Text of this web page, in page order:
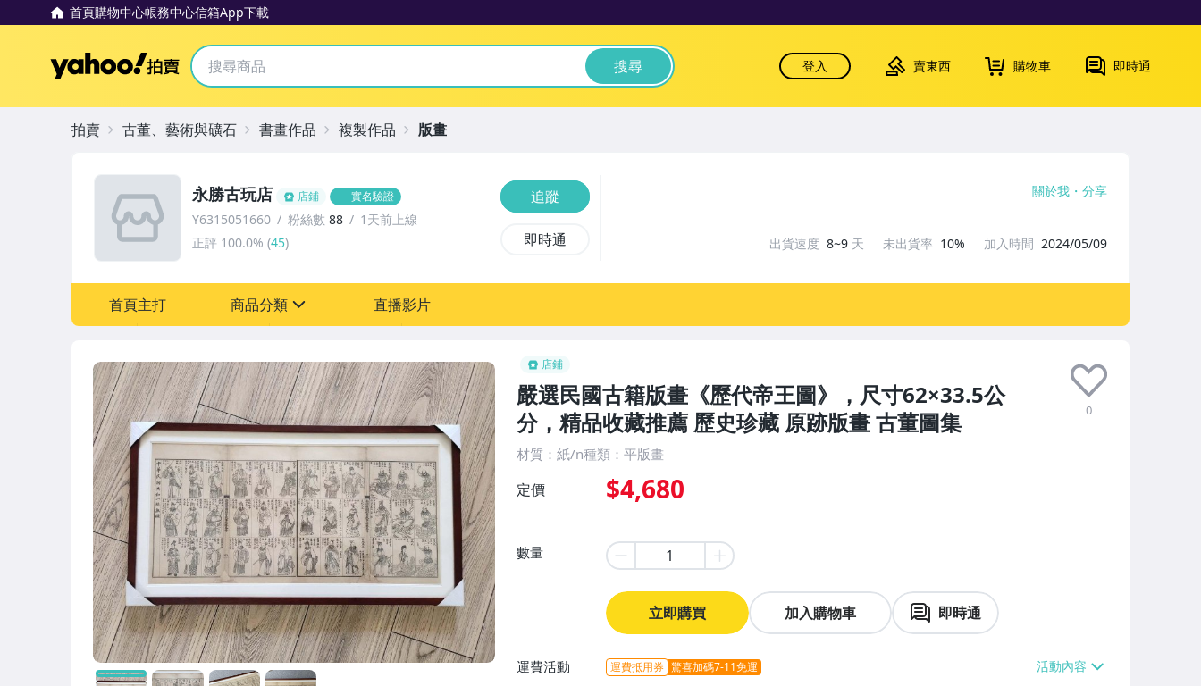
首頁購物中心帳務中心信箱App下載
Yahoo拍賣 搜尋 登入 賣東西 購物車 即時通
店鋪
嚴選民國古籍版畫《歷代帝王圖》，尺寸62×33.5公
分，精品收藏推薦 歷史珍藏 原跡版畫 古董圖集
0
材質：紙/n種類：平版畫
定價 $4,680
數量
立即購買 加入購物車 即時通
運費活動 運費抵用券 驚喜加碼7-11免運
永勝古玩店 店鋪 實名驗證
Y6315051660 粉絲數 88
1天前上線
正評 100.0% (45)
追蹤
即時通
關於我 分享
出貨速度 8~9 天 未出貨率 10% 加入時間 2024/05/09
首頁主打 商品分類 直播影片
拍賣 古董、藝術與礦石 書畫作品 複製作品 版畫